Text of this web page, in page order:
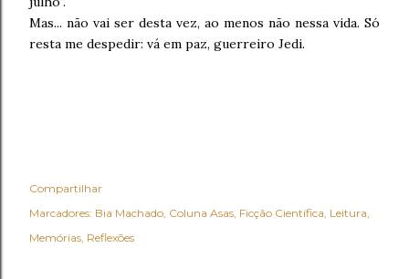
Mas... não vai ser desta vez, ao menos não nessa vida. Só
resta me despedir: vá em paz, guerreiro Jedi.
Compartilhar
Marcadores: Bia Machado Coluna Asas Ficção Científica Leitura
Memórias Reflexões